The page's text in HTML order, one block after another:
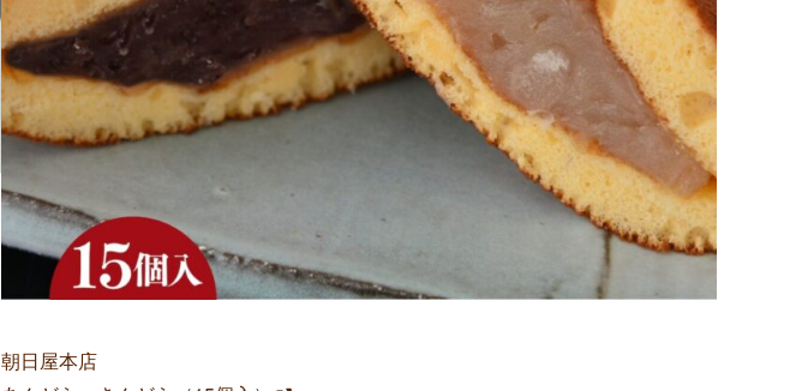
朝日屋本店